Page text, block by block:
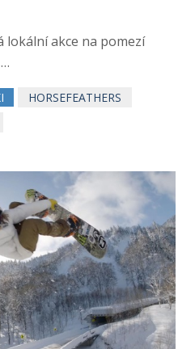
lokální akce na pomezí
HORSEFEATHERS